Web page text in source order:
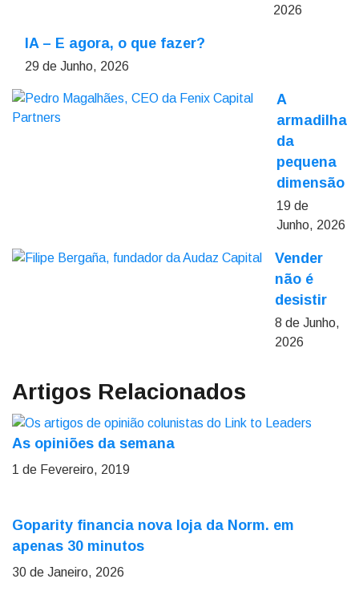
2026
IA – E agora, o que fazer?
29 de Junho, 2026
A
armadilha
da
pequena
dimensão
19 de
Junho, 2026
Vender
não é
desistir
8 de Junho,
2026
Artigos Relacionados
As opiniões da semana
1 de Fevereiro, 2019
Goparity financia nova loja da Norm. em
apenas 30 minutos
30 de Janeiro, 2026